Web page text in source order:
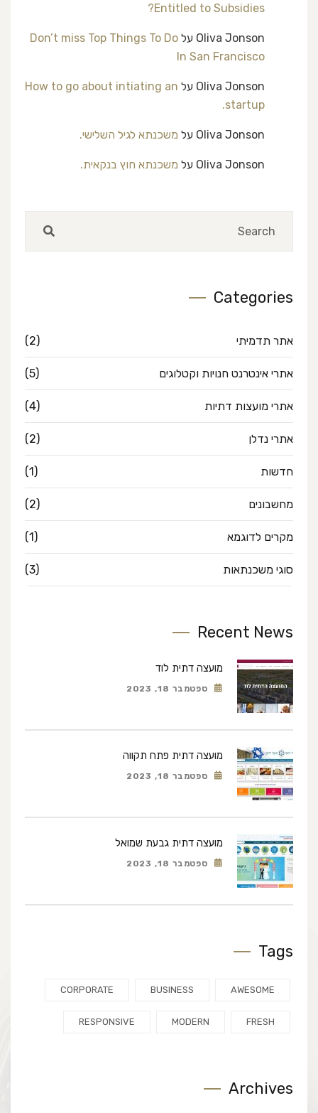
Entitled to Subsidies?
Oliva Jonson על Don’t miss Top Things To Do
In San Francisco
Oliva Jonson על How to go about intiating an
startup.
Oliva Jonson על משכנתא לגיל השלישי.
Oliva Jonson על משכנתא חוץ בנקאית.
Categories
אתר תדמיתי (2)
אתרי אינטרנט חנויות וקטלוגים (5)
אתרי מועצות דתיות (4)
אתרי נדלן (2)
חדשות (1)
מחשבונים (2)
מקרים לדוגמא (1)
סוגי משכנתאות (3)
Recent News
מועצה דתית לוד
ספטמבר 18, 2023
מועצה דתית פתח תקווה
ספטמבר 18, 2023
מועצה דתית גבעת שמואל
ספטמבר 18, 2023
Tags
AWESOME
BUSINESS
CORPORATE
FRESH
MODERN
RESPONSIVE
Archives